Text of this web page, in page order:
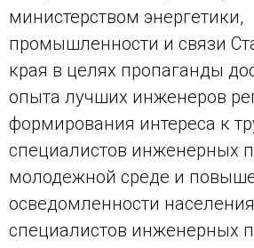
министерством энергетики,
промышленности и связи
края в целях пропаганды
опыта лучших инженеров
формирования интереса к
специалистов инженерных
молодежной среде и
осведомленности
специалистов инженерных